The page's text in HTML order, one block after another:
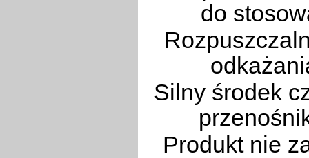
do
Silny środek
Produkt nie